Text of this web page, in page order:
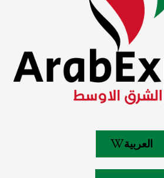
العربية